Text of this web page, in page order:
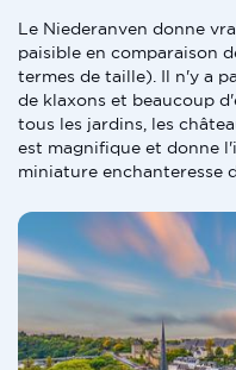
Le Niederanven donne
paisible en comparaison
termes de taille). Il n'y a
de klaxons et beaucoup
tous les jardins, les
est magnifique et donne
miniature enchanteresse